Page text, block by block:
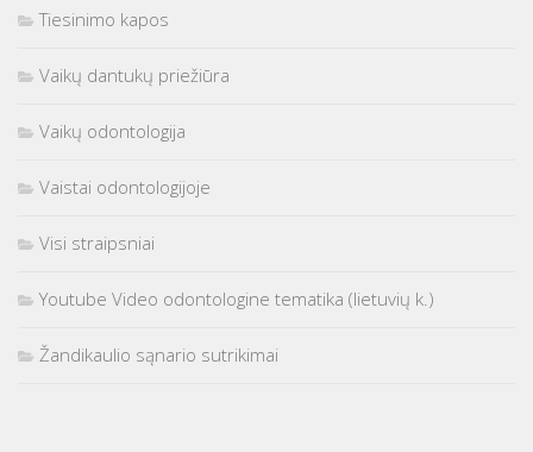
Tiesinimo kapos
Vaikų dantukų priežiūra
Vaikų odontologija
Vaistai odontologijoje
Visi straipsniai
Youtube Video odontologine tematika (lietuvių k.)
Žandikaulio sąnario sutrikimai